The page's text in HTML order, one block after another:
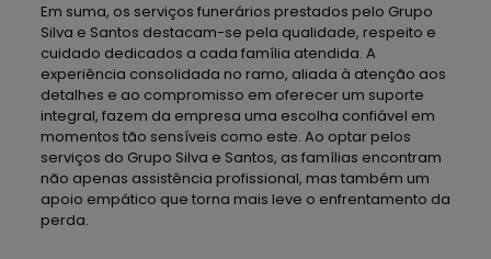
Em suma, os serviços funerários prestados pelo Grupo
Silva e Santos destacam-se pela qualidade, respeito e
cuidado dedicados a cada família atendida. A
experiência consolidada no ramo, aliada à atenção aos
detalhes e ao compromisso em oferecer um suporte
integral, fazem da empresa uma escolha confiável em
momentos tão sensíveis como este. Ao optar pelos
serviços do Grupo Silva e Santos, as famílias encontram
não apenas assistência profissional, mas também um
apoio empático que torna mais leve o enfrentamento da
perda.